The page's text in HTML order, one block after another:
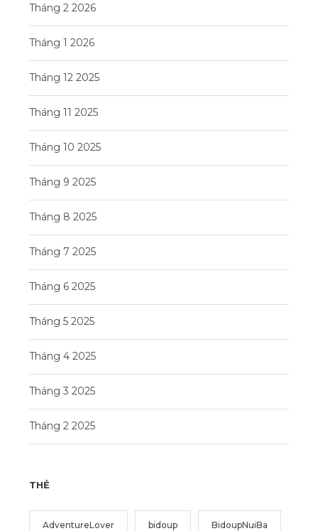
Tháng 2 2026
Tháng 1 2026
Tháng 12 2025
Tháng 11 2025
Tháng 10 2025
Tháng 9 2025
Tháng 8 2025
Tháng 7 2025
Tháng 6 2025
Tháng 5 2025
Tháng 4 2025
Tháng 3 2025
Tháng 2 2025
THẺ
AdventureLover bidoup BidoupNuiBa